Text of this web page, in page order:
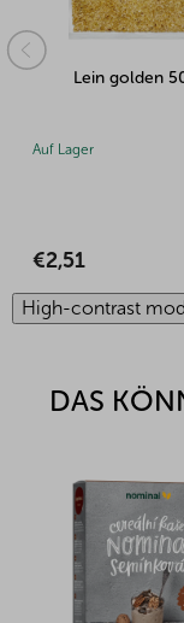
Lein golden
Auf Lager
€2,51
High-contrast
DAS